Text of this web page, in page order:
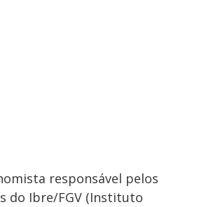
responsável pelos
do Ibre/FGV (Instituto